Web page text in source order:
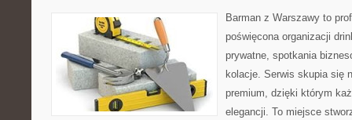
Barman z Warszawy to
poświęcona organizacji
prywatne, spotkania
kolacje. Serwis skupia się
premium, dzięki którym
elegancji. To miejsce